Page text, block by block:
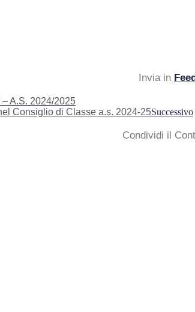
Invia in
A.S. 2024/2025
Consiglio di Classe a.s. 2024-25Successivo
Condividi il